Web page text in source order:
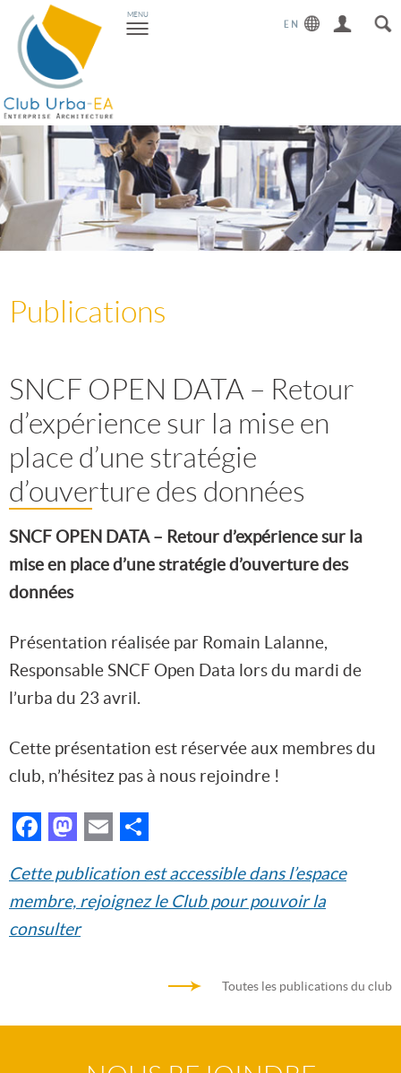
Toggle
navigation
MENU
Publications
SNCF OPEN DATA – Retour
d’expérience sur la mise en
place d’une stratégie
d’ouverture des données
SNCF OPEN DATA – Retour d’expérience sur la
mise en place d’une stratégie d’ouverture des
données
Présentation réalisée par Romain Lalanne,
Responsable SNCF Open Data lors du mardi de
l’urba du 23 avril.
Cette présentation est réservée aux membres du
club, n’hésitez pas à nous rejoindre !
Facebook
Mastodon
Email
Cette publication est accessible dans l’espace
membre, rejoignez le Club pour pouvoir la
consulter
Toutes les publications du club